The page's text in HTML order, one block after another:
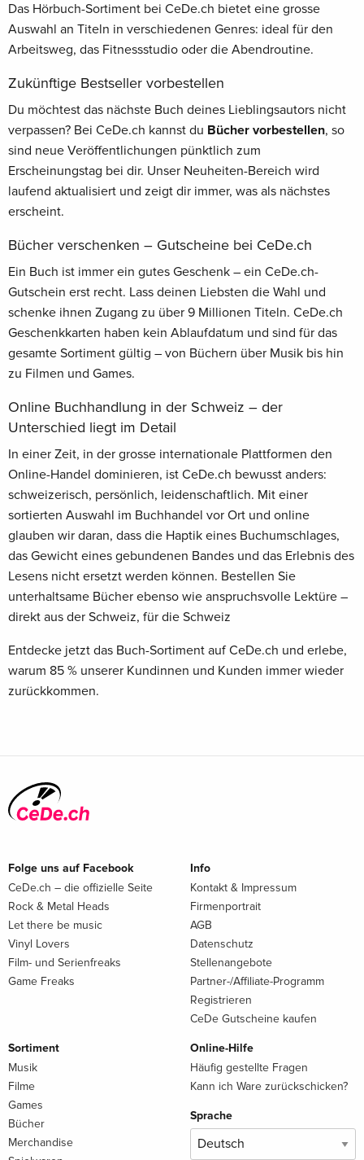
Das Hörbuch-Sortiment bei CeDe.ch bietet eine grosse
Auswahl an Titeln in verschiedenen Genres: ideal für den
Arbeitsweg, das Fitnessstudio oder die Abendroutine.
Zukünftige Bestseller vorbestellen
Du möchtest das nächste Buch deines Lieblingsautors nicht
verpassen? Bei CeDe.ch kannst du Bücher vorbestellen, so
sind neue Veröffentlichungen pünktlich zum
Erscheinungstag bei dir. Unser Neuheiten-Bereich wird
laufend aktualisiert und zeigt dir immer, was als nächstes
erscheint.
Bücher verschenken – Gutscheine bei CeDe.ch
Ein Buch ist immer ein gutes Geschenk – ein CeDe.ch-
Gutschein erst recht. Lass deinen Liebsten die Wahl und
schenke ihnen Zugang zu über 9 Millionen Titeln. CeDe.ch
Geschenkkarten haben kein Ablaufdatum und sind für das
gesamte Sortiment gültig – von Büchern über Musik bis hin
zu Filmen und Games.
Online Buchhandlung in der Schweiz – der
Unterschied liegt im Detail
In einer Zeit, in der grosse internationale Plattformen den
Online-Handel dominieren, ist CeDe.ch bewusst anders:
schweizerisch, persönlich, leidenschaftlich. Mit einer
sortierten Auswahl im Buchhandel vor Ort und online
glauben wir daran, dass die Haptik eines Buchumschlages,
das Gewicht eines gebundenen Bandes und das Erlebnis des
Lesens nicht ersetzt werden können. Bestellen Sie
unterhaltsame Bücher ebenso wie anspruchsvolle Lektüre –
direkt aus der Schweiz, für die Schweiz
Entdecke jetzt das Buch-Sortiment auf CeDe.ch und erlebe,
warum 85 % unserer Kundinnen und Kunden immer wieder
zurückkommen.
Folge uns auf Facebook
CeDe.ch – die offizielle Seite
Rock & Metal Heads
Let there be music
Vinyl Lovers
Film- und Serienfreaks
Game Freaks
Info
Kontakt & Impressum
Firmenportrait
AGB
Datenschutz
Stellenangebote
Partner-/Affiliate-Programm
Registrieren
CeDe Gutscheine kaufen
Sortiment
Musik
Filme
Games
Bücher
Merchandise
Online-Hilfe
Häufig gestellte Fragen
Kann ich Ware zurückschicken?
Sprache